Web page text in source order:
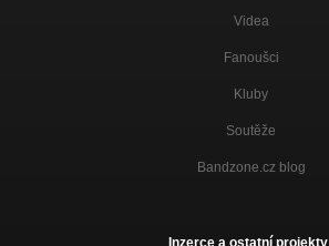
Videa
Fanoušci
Kluby
Soutěže
Bandzone.cz blog